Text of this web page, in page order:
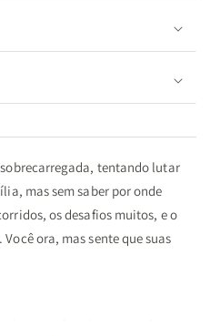
tentando lutar
mas sem saber por onde
os desafios muitos, e o
ora, mas sente que suas